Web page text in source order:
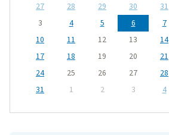
27
28 29 30 31
3
4 5 6 7
10
11 12 13 14
17
18 19 20 21
24
25 26 27 28
31
1 2 3 4